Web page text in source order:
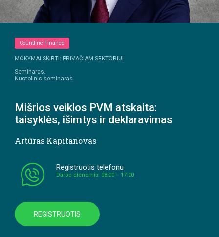
Countline Finance
MOKYMAI SKIRTI: PRIVAČIAM SEKTORIUI
Seminaras.
Nuotolinis seminaras.
Mišrios veiklos PVM atskaita:
taisyklės, išimtys ir deklaravimas
Artūras Kapitanovas
Registruotis telefonu
Darbo dienomis: 08:00 – 17:00
REGISTRUOTIS